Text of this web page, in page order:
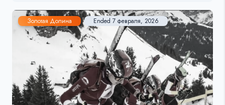
Золотая Долина Ended 7 февраля, 2026